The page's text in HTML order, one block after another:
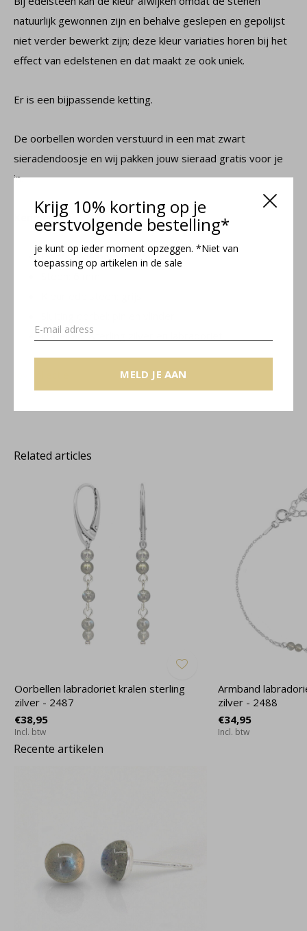
Krijg 10% korting op je
eerstvolgende bestelling*
je kunt op ieder moment opzeggen. *Niet van
toepassing op artikelen in de sale
MELD JE AAN
natuurlijk gewonnen zijn en behalve geslepen en gepolijst
niet verder bewerkt zijn; deze kleur variaties horen bij het
effect van edelstenen en dat maakt ze ook uniek.
Er is een bijpassende ketting.
De oorbellen worden verstuurd in een mat zwart
sieradendoosje en wij pakken jouw sieraad gratis voor je
in.
Kenmerken
Doorsnede oorbel: 6 mm
Materiaal: sterling zilver en labradoriet
Related articles
Oorbellen labradoriet kralen sterling
zilver - 2487
€38,95
Incl. btw
Armband
zilver - 2488
€34,95
Incl. btw
Recente artikelen